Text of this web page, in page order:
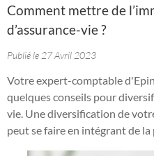
Comment mettre de
d’assurance-vie ?
Publié le 27 Avril 2023
Votre expert-comptable
quelques conseils pour
vie. Une diversification de
peut se faire en intégrant de